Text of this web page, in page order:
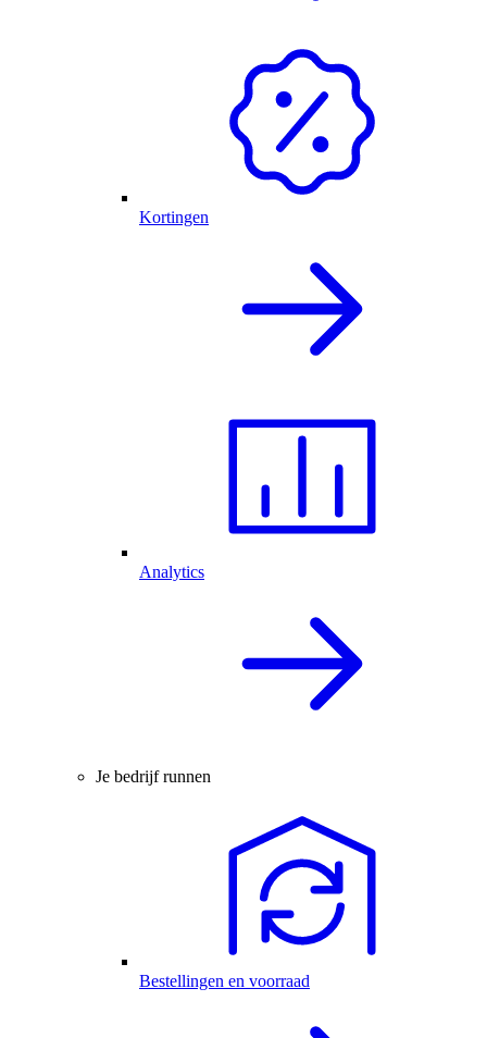
Kortingen
Analytics
Je bedrijf runnen
Bestellingen en voorraad